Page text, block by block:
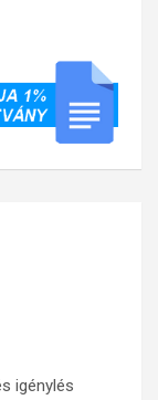
igénylés